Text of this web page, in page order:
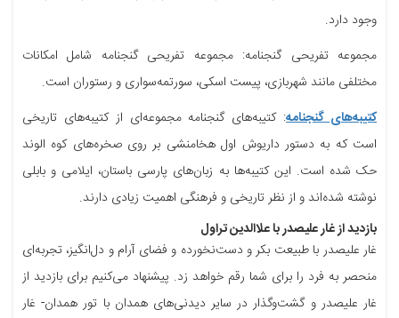
وجود دارد.
مجموعه تفریحی گنجنامه: مجموعه تفریحی گنجنامه شامل امکانات
مختلفی مانند شهربازی، پیست اسکی، سورتمه‌سواری و رستوران است.
کتیبه‌های گنجنامه: کتیبه‌های گنجنامه مجموعه‌ای از کتیبه‌های تاریخی
است که به دستور داریوش اول هخامنشی بر روی صخره‌های کوه الوند
حک شده است. این کتیبه‌ها به زبان‌های پارسی باستان، ایلامی و بابلی
نوشته شده‌اند و از نظر تاریخی و فرهنگی اهمیت زیادی دارند.
بازدید از غار علیصدر با علاالدین تراول
غار علیصدر با طبیعت بکر و دست‌نخورده و فضای آرام و دل‌انگیز، تجربه‌ای
منحصر به فرد را برای شما رقم خواهد زد. پیشنهاد می‌کنیم برای بازدید از
غار علیصدر و گشت‌وگذار در سایر دیدنی‌های همدان با تور همدان- غار